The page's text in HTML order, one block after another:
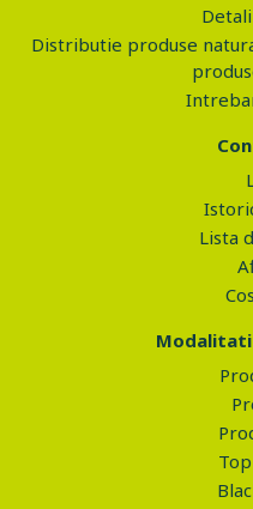
Distributie produse
Lista
Modalitati